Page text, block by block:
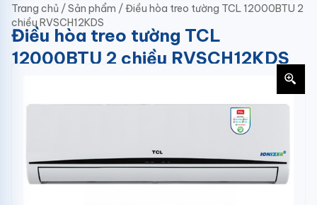
Trang chủ /Sản phẩm /Điều hòa treo tường TCL 12000BTU 2
chiều RVSCH12KDS
Điều hòa treo tường TCL
12000BTU 2 chiều RVSCH12KDS